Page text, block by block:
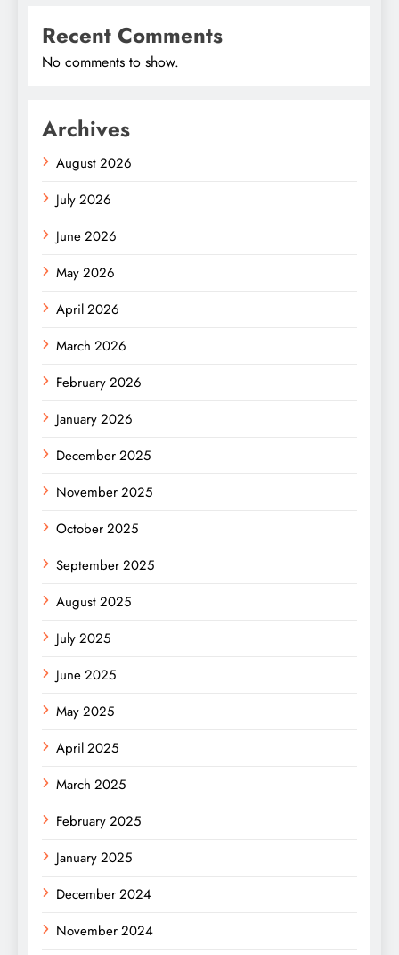
Recent Comments
No comments to show.
Archives
August 2026
July 2026
June 2026
May 2026
April 2026
March 2026
February 2026
January 2026
December 2025
November 2025
October 2025
September 2025
August 2025
July 2025
June 2025
May 2025
April 2025
March 2025
February 2025
January 2025
December 2024
November 2024